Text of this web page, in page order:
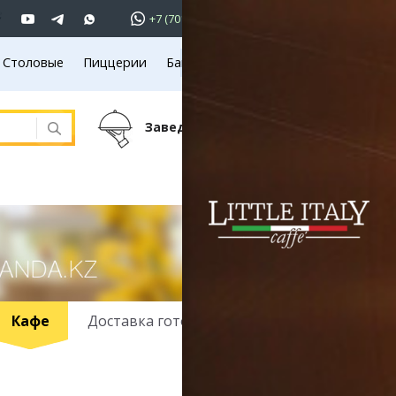
+7 (701)
Столовые Пиццерии Банкетные залы
Заведений:
Кафе Доставка готовых блюд